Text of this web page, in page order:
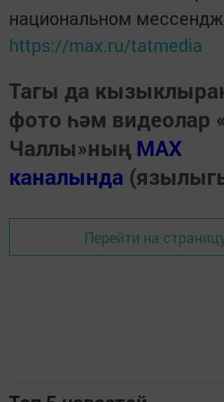
национальном
https://max.ru/tatmedia
Тагы да
фото һәм видеолар
Чаллы»ның MAX
каналында
Перейти на